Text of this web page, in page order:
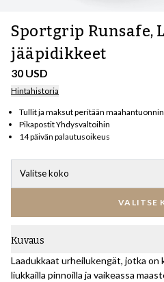
Sportgrip Runsafe,
jääpidikkeet
30 USD
Hintahistoria
Tullit ja maksut peritään
Pikapostit Yhdysvaltoihin
14 päivän palautusoikeus
Valitse koko
VALITSE
Kuvaus
Laadukkaat urheilukengät, jotka
liukkailla pinnoilla ja vaikeassa